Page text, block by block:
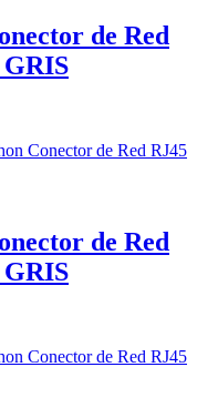
de Red
de Red